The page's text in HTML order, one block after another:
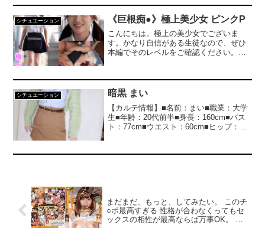
ゆっくりナマ挿し！絶望顔を堪能しなが
ら膣奥射精！無抵抗になったら開放して
ハードFUCKで追撃中出し！！ ※この作
品は2025年6月頃発売予定のNHDTC-
066「固定スローピストンFUCK8」の一
部と同じ内容です。 ※本編顔出し
シチュエーション 《巨根痴●》極上美少女 ピンクP
こんにちは。極上の美少女でございま
す。かなり自信がある生徒なので、ぜひ
本編でそのレベルをご確認ください。す
ット。ピンク色のパンティが丸見えで
す。エスカレーター、電車対面と粘着追
跡して撮りまくり。帰り道、人けのない
道で捕獲。か弱い力で必死に抵抗します
がそんな力じゃ大人の男はびくともしま
せん。口の中にアレを直接注入。こんな
わし、美乳をモミモミ。ブラジャーをめ
ンティをめくりおまんこををくぱぁまっ
ピンクなワレメから愛液がタラタラ。最
高の素材を目の前にして超勃起したペニ
シチュエーション 暗黒 まい
【カルテ情報】■名前：まい■職業：大学
生■年齢：20代前半■身長：160cm■バス
ト：77cm■ウエスト：60cm■ヒップ：
連日、猛暑日だというのにクリニックの
を救っているのにもかかわらず後回しに
されて不愉快です。患者さんは毎日のよ
うにクリニックに来ますので急遽こっち
まだまだ、もっと、してみたい。 このチ
○ポ最高すぎる 性格が合わなくってもセ
ックスの相性が最高ならば万事OK。 ム